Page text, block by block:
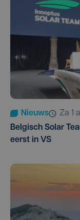
Nieuws
za
Belgisch Solar
eerst in VS